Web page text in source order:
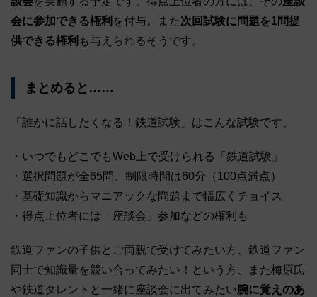
会に参加できる権利 を付与。また次回試験に問題を1問提
供できる権利 も与えられるそうです。
まとめると……
「誰かに話したくなる！鉄道試験」はこんな試験です。
・いつでもどこでもWeb上で受けられる「鉄道試験」
・選択問題が全65問、制限時間は60分（100点満点）
・基礎知識からマニアックな問題まで幅広くチョイス
・得点上位者には「座談会」参加などの権利も
鉄道ファンの子供とご両親で受けてみたい方、鉄道ファン
同士で知識量を競い合ってみたい！という方、また梅原氏
や鉄道タレントと一緒に座談会に出てみたい腕に覚えのあ